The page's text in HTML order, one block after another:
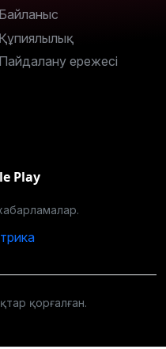
Байланыс
Құпиялылық
Пайдалану ережесі
Play
қорғалған.